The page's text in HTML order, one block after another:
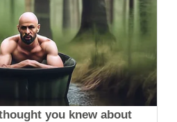
you knew about